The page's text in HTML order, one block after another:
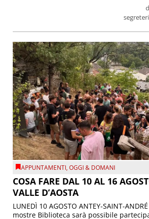
APPUNTAMENTI,OGGI & DOMANI
COSA FARE DAL 10 AL 16
VALLE D’AOSTA
LUNEDÌ 10 AGOSTO ANTEY-SAINT-
mostre Biblioteca sarà possibile